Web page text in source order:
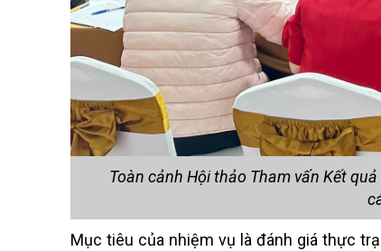
Toàn cảnh Hội thảo Tham vấn Kết
Mục tiêu của nhiệm vụ là đánh giá thực